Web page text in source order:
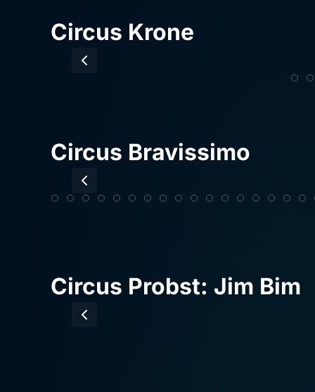
Circus Krone
Circus Bravissimo
Circus Probst: Jim Bim